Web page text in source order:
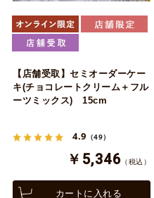
【店舗受取】セミオーダーケー
キ(チョコレートクリーム＋フル
ーツミックス) 15cm
4.9 （49）
￥5,346 （税込）
カートに入れる